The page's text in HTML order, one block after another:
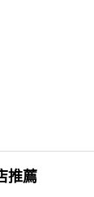
推薦